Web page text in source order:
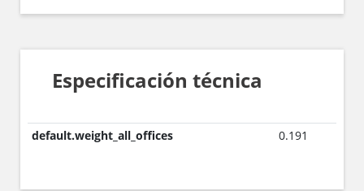
Especificación técnica
default.weight_all_offices 0.191